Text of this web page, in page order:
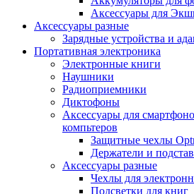
Аксессуары для
Аксессуары разные
Зарядные устройства и
Портативная электроника
Электронные книги
Наушники
Радиоприемники
Диктофоны
Аксессуары для
компьтеров
Защитные чехлы
Держатели и
Аксессуары разные
Чехлы для
Подсветки для книг